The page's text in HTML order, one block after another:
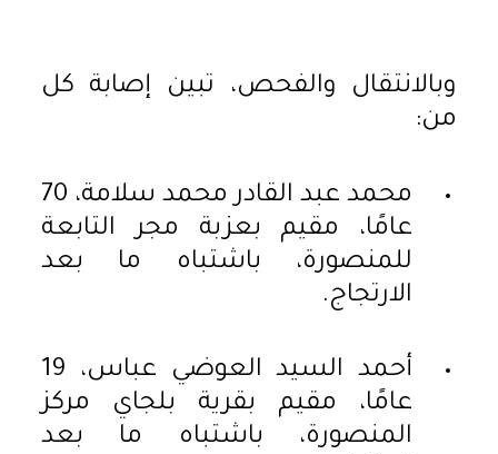
وبالانتقال والفحص، تبين إصابة كل
من:
محمد عبد القادر محمد سلامة، 70
عامًا، مقيم بعزبة مجر التابعة
للمنصورة، باشتباه ما بعد
الارتجاج.
أحمد السيد العوضي عباس، 19
عامًا، مقيم بقرية بلجاي مركز
المنصورة، باشتباه ما بعد